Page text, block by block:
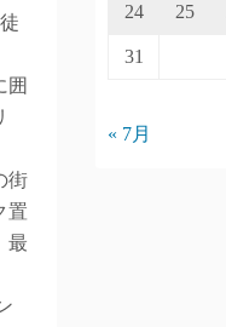
囲
街
置
最
24 25
31
« 7月